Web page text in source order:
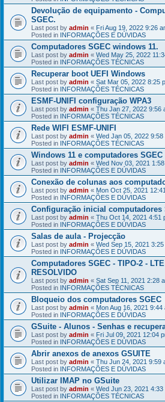
Devolução de equipamento -
SGEC.
Last post by admin « Fri Aug 19, 2022 9:26
Posted in INFORMAÇÕES E DÚVIDAS
Computadores SGEC windows 11.
Last post by admin « Wed May 25, 2022
Posted in INFORMAÇÕES TÉCNICAS
Recuperar boot UEFI Windows
Last post by admin « Sat Mar 05, 2022 8:25
Posted in INFORMAÇÕES TÉCNICAS
ESMF-UNIFI configuração WPA3
Last post by admin « Thu Jan 27, 2022 9:56
Posted in INFORMAÇÕES TÉCNICAS
Rede WIFI ESMF-UNIFI
Last post by admin « Wed Jan 05, 2022 9:58
Posted in INFORMAÇÕES TÉCNICAS
Windows 11 e computadores SGEC
Last post by admin « Wed Nov 03, 2021
Posted in INFORMAÇÕES E DÚVIDAS
Conexão de colunas aos
Last post by admin « Mon Oct 25, 2021
Posted in INFORMAÇÕES E DÚVIDAS
Configuração inicial computadores
Last post by admin « Thu Oct 14, 2021 4:51
Posted in INFORMAÇÕES E DÚVIDAS
Salas de aula - Projecção
Last post by admin « Wed Sep 15, 2021 3:25
Posted in INFORMAÇÕES E DÚVIDAS
Computadores SGEC - TIPO-2 -
RESOLVIDO
Last post by admin « Sat Sep 11, 2021 2:28
Posted in INFORMAÇÕES TÉCNICAS
Bloqueio dos computadores SGEC
Last post by admin « Mon Aug 16, 2021 9:44
Posted in INFORMAÇÕES E DÚVIDAS
GSuite - Alunos - Senhas e
Last post by admin « Fri Jul 09, 2021 12:04
Posted in INFORMAÇÕES E DÚVIDAS
Abrir anexos de anexos GSUITE
Last post by admin « Thu Jun 24, 2021 9:59
Posted in INFORMAÇÕES E DÚVIDAS
Utilizar IMAP no GSuite
Last post by admin « Wed Jun 23, 2021 4:33
Posted in INFORMAÇÕES TÉCNICAS